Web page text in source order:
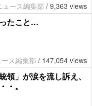
ュース編集部 / 9,363 views
たこと…
ス編集部 / 147,054 views
領」が涙を流し訴え、
・。